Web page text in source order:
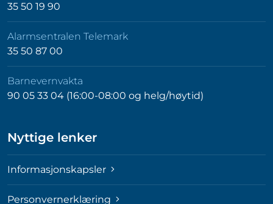
35 50 19 90
Alarmsentralen Telemark
35 50 87 00
Barnevernvakta
90 05 33 04 (16:00-08:00 og helg/høytid)
Nyttige lenker
Informasjonskapsler
Personvernerklæring